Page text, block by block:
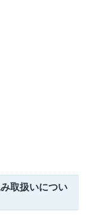
取扱いについ